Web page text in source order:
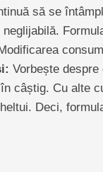
să se
Vorbește
câștig. Cu alte
Deci,